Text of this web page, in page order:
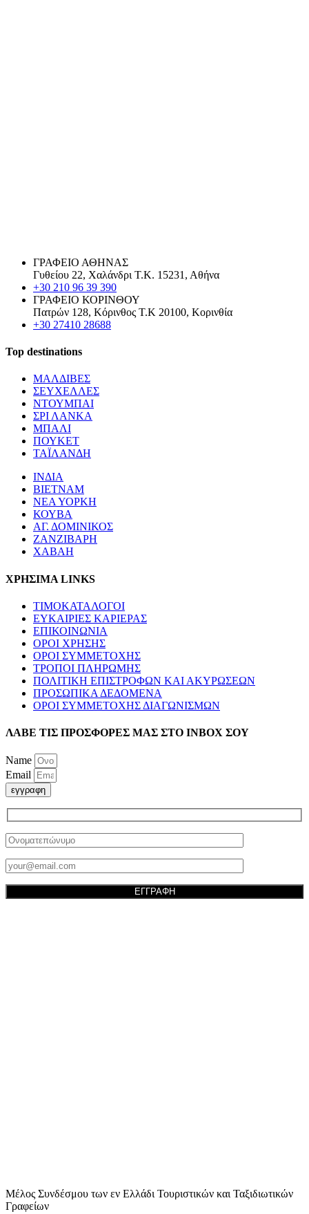
ΓΡΑΦΕΙΟ ΑΘΗΝΑΣ
Γυθείου 22, Χαλάνδρι Τ.Κ. 15231, Αθήνα
+30 210 96 39 390
ΓΡΑΦΕΙΟ ΚΟΡΙΝΘΟΥ
Πατρών 128, Κόρινθος Τ.Κ 20100, Κορινθία
+30 27410 28688
Top destinations
ΜΑΛΔΙΒΕΣ
ΣΕΥΧΕΛΛΕΣ
ΝΤΟΥΜΠΑΙ
ΣΡΙ ΛΑΝΚΑ
ΜΠΑΛΙ
ΠΟΥΚΕΤ
ΤΑΪΛΑΝΔΗ
ΙΝΔΙΑ
ΒΙΕΤΝΑΜ
ΝΕΑ ΥΟΡΚΗ
ΚΟΥΒΑ
ΑΓ. ΔΟΜΙΝΙΚΟΣ
ΖΑΝΖΙΒΑΡΗ
ΧΑΒΑΗ
ΧΡΗΣΙΜΑ LINKS
ΤΙΜΟΚΑΤΑΛΟΓΟΙ
ΕΥΚΑΙΡΙΕΣ ΚΑΡΙΕΡΑΣ
ΕΠΙΚΟΙΝΩΝΙΑ
ΟΡΟΙ ΧΡΗΣΗΣ
ΟΡΟΙ ΣΥΜΜΕΤΟΧΗΣ
ΤΡΟΠΟΙ ΠΛΗΡΩΜΗΣ
ΠΟΛΙΤΙΚΗ ΕΠΙΣΤΡΟΦΩΝ ΚΑΙ ΑΚΥΡΩΣΕΩΝ
ΠΡΟΣΩΠΙΚΑ ΔΕΔΟΜΕΝΑ
ΟΡΟΙ ΣΥΜΜΕΤΟΧΗΣ ΔΙΑΓΩΝΙΣΜΩΝ
ΛΑΒΕ ΤΙΣ ΠΡΟΣΦΟΡΕΣ ΜΑΣ ΣΤΟ ΙΝΒΟΧ ΣΟΥ
Name
Email
εγγραφη
Μέλος Συνδέσμου των εν Ελλάδι Τουριστικών και Ταξιδιωτικών
Γραφείων